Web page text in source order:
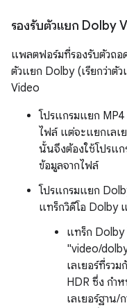
รองรับตัวแยก Dolby
แพลตฟอร์มที่รองรับตัวถอ
ตัวแยก Dolby (เรียกว่าตั
Video
โปรแกรมแยก MP4
ไฟล์ แต่จะแยกเลเ
นั้นจึงต้องใช้โปรแ
ข้อมูลจากไฟล์
โปรแกรมแยก
แทร็กวิดีโอ Dolby
แทร็ก Dolby
"video/
เลเยอร์ที่รว
HDR ซึ่ง กำ
เลเยอร์ฐาน/